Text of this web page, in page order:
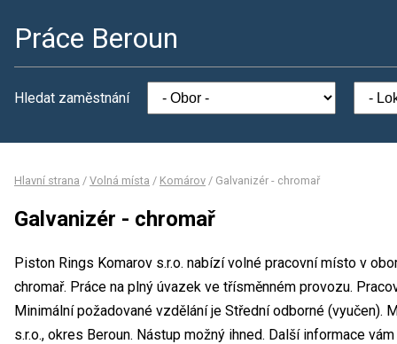
Práce Beroun
Hledat zaměstnání
Hlavní strana / Volná místa / Komárov / Galvanizér - chromař
Galvanizér - chromař
Piston Rings Komarov s.r.o. nabízí volné pracovní místo v
chromař. Práce na plný úvazek ve třísměnném provozu.
Minimální požadované vzdělání je Střední odborné (vyučen).
s.r.o., okres Beroun. Nástup možný ihned. Další informace